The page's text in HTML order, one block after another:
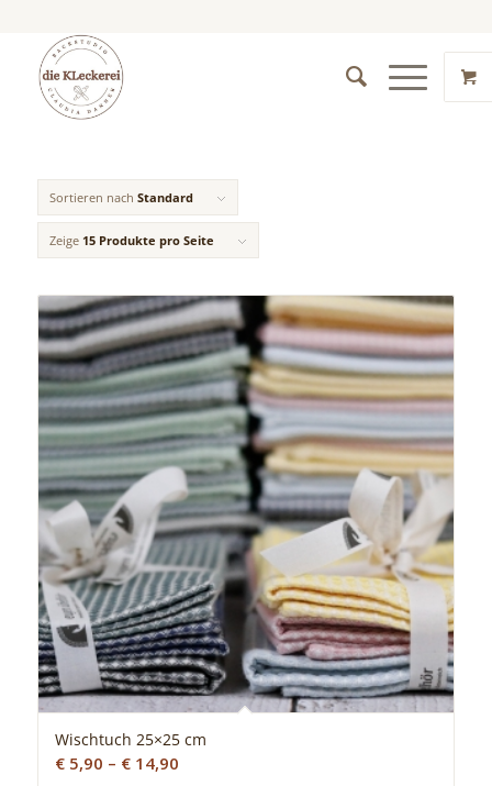
Sortieren nach Standard
Zeige 15 Produkte pro Seite
Wischtuch 25×25 cm
€5,90 – €14,90